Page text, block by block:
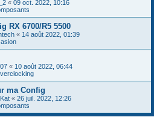
« 09 oct. 2022, 10:16
RX 6700/R5 5500
« 14 août 2022, 01:39
« 10 août 2022, 06:44
ma Config
« 26 juil. 2022, 12:26